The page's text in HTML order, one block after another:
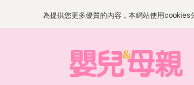
為提供您更多優質的內容，本網站使用